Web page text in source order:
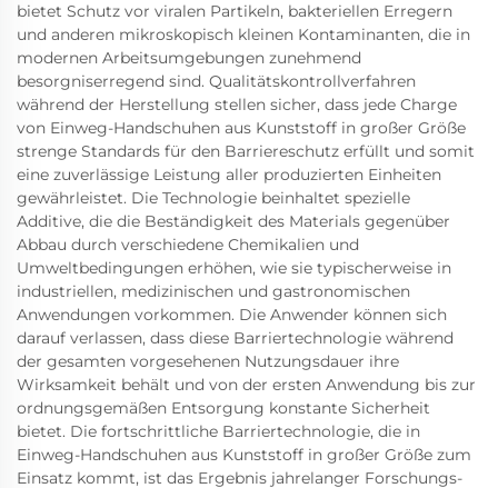
bietet Schutz vor viralen Partikeln, bakteriellen Erregern
und anderen mikroskopisch kleinen Kontaminanten, die in
modernen Arbeitsumgebungen zunehmend
besorgniserregend sind. Qualitätskontrollverfahren
während der Herstellung stellen sicher, dass jede Charge
von Einweg-Handschuhen aus Kunststoff in großer Größe
strenge Standards für den Barriereschutz erfüllt und somit
eine zuverlässige Leistung aller produzierten Einheiten
gewährleistet. Die Technologie beinhaltet spezielle
Additive, die die Beständigkeit des Materials gegenüber
Abbau durch verschiedene Chemikalien und
Umweltbedingungen erhöhen, wie sie typischerweise in
industriellen, medizinischen und gastronomischen
Anwendungen vorkommen. Die Anwender können sich
darauf verlassen, dass diese Barriertechnologie während
der gesamten vorgesehenen Nutzungsdauer ihre
Wirksamkeit behält und von der ersten Anwendung bis zur
ordnungsgemäßen Entsorgung konstante Sicherheit
bietet. Die fortschrittliche Barriertechnologie, die in
Einweg-Handschuhen aus Kunststoff in großer Größe zum
Einsatz kommt, ist das Ergebnis jahrelanger Forschungs-